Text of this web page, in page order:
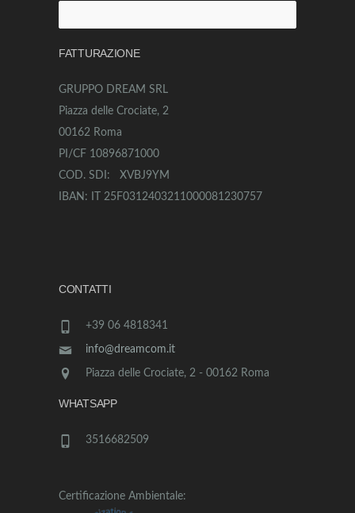
per:
FATTURAZIONE
GRUPPO DREAM SRL
Piazza delle Crociate, 2
00162 Roma
PI/CF 10896871000
COD. SDI: XVBJ9YM
IBAN: IT 25F0312403211000081230757
CONTATTI
+39 06 4818341
info@dreamcom.it
Piazza delle Crociate, 2 - 00162 Roma
WHATSAPP
3516682509
Certificazione Ambientale: